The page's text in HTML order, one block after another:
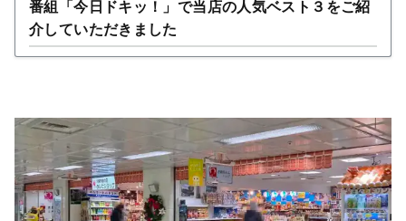
番組「今日ドキッ！」で当店の人気ベスト３をご紹
介していただきました